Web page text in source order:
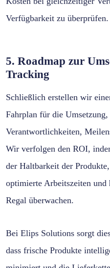
Verfügbarkeit zu überprüfen.
5. Roadmap zur
Tracking
Schließlich erstellen wir
Fahrplan für die
Verantwortlichkeiten,
Wir verfolgen den ROI,
der Haltbarkeit der
optimierte Arbeitszeiten und
Regal überwachen.
Bei Elips Solutions sorgt
dass frische Produkte